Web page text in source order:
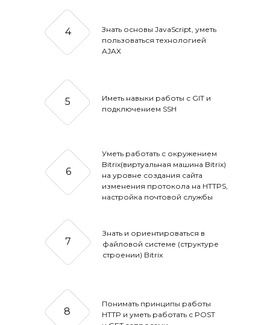
Знать основы JavaScript, уметь
пользоваться технологией
AJAX
4
Иметь навыки работы с GIT и
подключением SSH
5
Уметь работать с окружением
Bitrix(виртуальная машина Bitrix)
на уровне создания сайта
изменения протокола на HTTPS,
настройка почтовой службы
6
Понимать принципы работы
HTTP и уметь работать с POST
8
Знать и ориентироваться в
файловой системе (структуре
строении) Bitrix
7